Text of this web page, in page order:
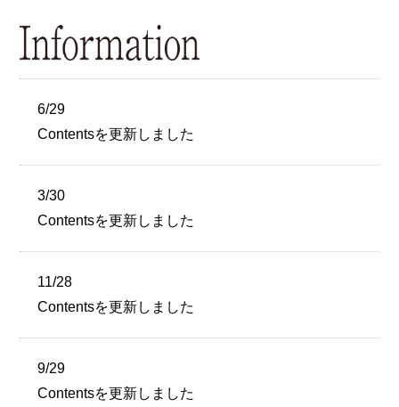
6/29
Contentsを更新しました
3/30
Contentsを更新しました
11/28
Contentsを更新しました
9/29
Contentsを更新しました